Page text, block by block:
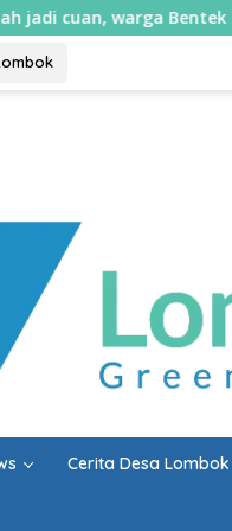
belajar bikin spons sabut
Cerita Desa Lombok